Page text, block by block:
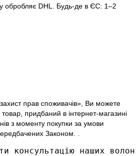
обробляє DHL. Будь-де в ЄС: 1–2
прав споживачів», Ви можете
придбаний в інтернет-магазині
з моменту покупки за умови
Законом. .
консультацію наших